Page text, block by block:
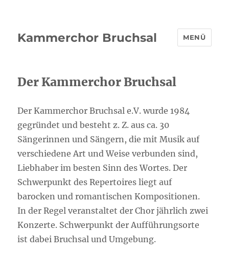
Kammerchor Bruchsal MENÜ
Der Kammerchor Bruchsal
Der Kammerchor Bruchsal e.V. wurde 1984
gegründet und besteht z. Z. aus ca. 30
Sängerinnen und Sängern, die mit Musik auf
verschiedene Art und Weise verbunden sind,
Liebhaber im besten Sinn des Wortes. Der
Schwerpunkt des Repertoires liegt auf
barocken und romantischen Kompositionen.
In der Regel veranstaltet der Chor jährlich zwei
Konzerte. Schwerpunkt der Aufführungsorte
ist dabei Bruchsal und Umgebung.